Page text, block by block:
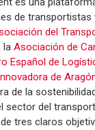
de transportistas
del
la Asociación de
Español de
de
de la
sector del
tres claros